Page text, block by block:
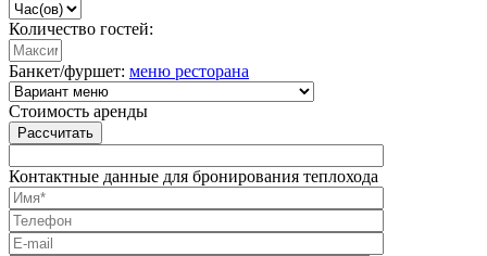
Количество гостей:
Банкет/фуршет: меню ресторана
Стоимость аренды
Рассчитать
Контактные данные для бронирования теплохода